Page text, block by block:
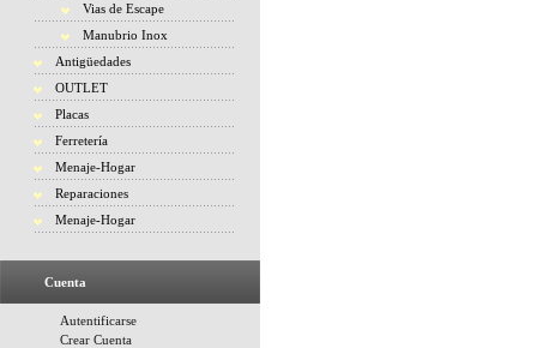
Vias de Escape
Manubrio Inox
Antigüedades
OUTLET
Placas
Ferretería
Menaje-Hogar
Reparaciones
Menaje-Hogar
Cuenta
Autentificarse
Crear Cuenta